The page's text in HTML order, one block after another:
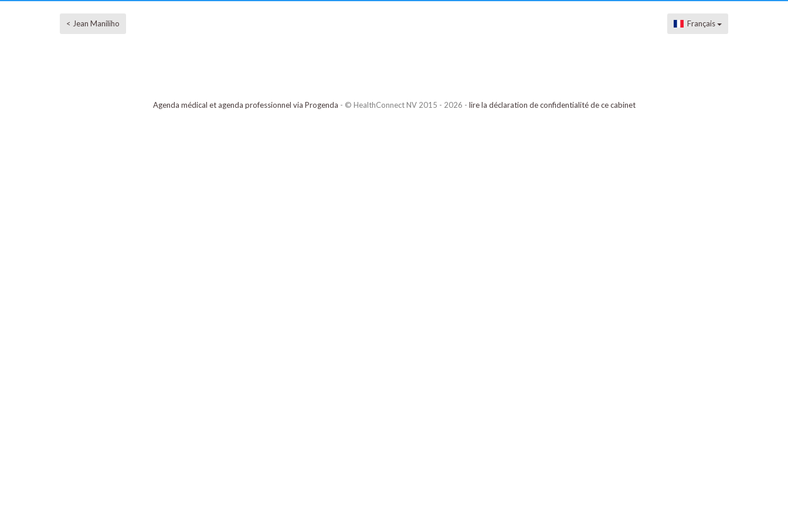
< Jean Maniliho Français
Agenda médical et agenda professionnel via Progenda - © HealthConnect NV 2015 - 2026 - lire la déclaration de confidentialité de ce cabinet